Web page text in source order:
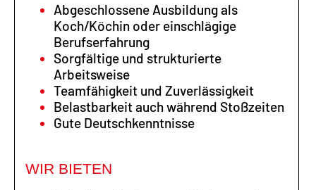
Abgeschlossene Ausbildung als
Koch/Köchin oder einschlägige
Berufserfahrung
Sorgfältige und strukturierte
Arbeitsweise
Teamfähigkeit und Zuverlässigkeit
Belastbarkeit auch während Stoßzeiten
Gute Deutschkenntnisse
WIR BIETEN